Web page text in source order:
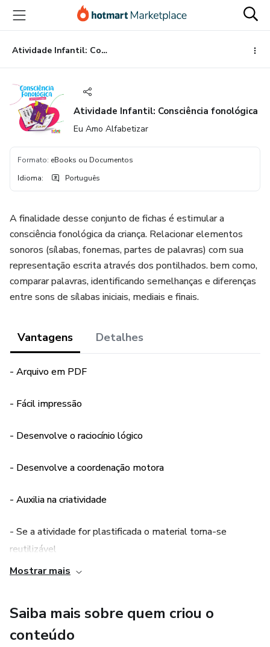
para
conteúdo
principal
para
pagamento
para
rodapé
Atividade Infantil: Consciência fonológica
Atividade Infantil: Consciência fonológica
Eu Amo Alfabetizar
Formato: eBooks ou Documentos
Idioma: Português
A finalidade desse conjunto de fichas é estimular a
consciência fonológica da criança. Relacionar elementos
sonoros (sílabas, fonemas, partes de palavras) com sua
representação escrita através dos pontilhados. bem como,
comparar palavras, identificando semelhanças e diferenças
entre sons de sílabas iniciais, mediais e finais.
Vantagens Detalhes
- Arquivo em PDF
- Fácil impressão
- Desenvolve o raciocínio lógico
- Desenvolve a coordenação motora
- Auxilia na criatividade
- Se a atividade for plastificada o material torna-se
reutilizável
Mostrar mais
Saiba mais sobre quem criou o
conteúdo